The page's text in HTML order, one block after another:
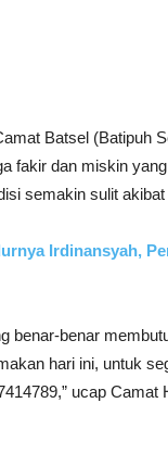
Batsel (Batipuh
fakir dan miskin
semakin sulit
Irdinansyah,
benar-benar
hari ini, untuk
ucap